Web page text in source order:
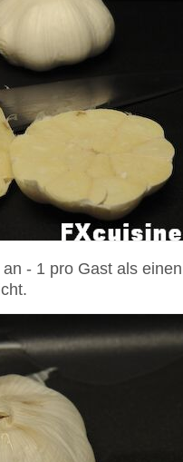
- 1 pro Gast als